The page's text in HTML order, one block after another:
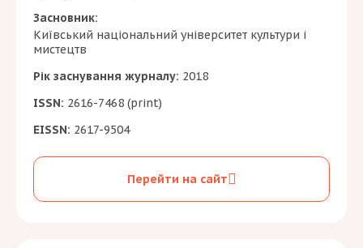
Засновник:
Київський національний університет культури і
мистецтв
Рік заснування журналу: 2018
ISSN: 2616-7468 (print)
EISSN: 2617-9504
Перейти на сайт